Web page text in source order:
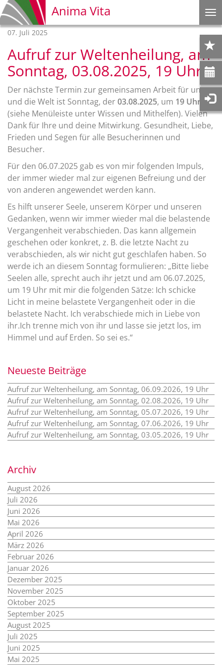
Anima Vita
07. Juli 2025
Aufruf zur Weltenheilung, am
Sonntag, 03.08.2025, 19 Uhr
Der nächste Termin zur gemeinsamen Arbeit für uns
und die Welt ist Sonntag, der03.08.2025, um 19 Uhr
(siehe Menüleiste unter Wissen und Mithelfen). Vielen
Dank für Ihre und deine Mitwirkung. Gesundheit, Liebe,
Frieden und Segen für alle Besucherinnen und
Besucher.
Für den 06.07.2025 gab es von mir folgenden Impuls,
der immer wieder mal zur eigenen Befreiung und der
von anderen angewendet werden kann.
Es hilft unserer Seele, unserem Körper und unseren
Gedanken, wenn wir immer wieder mal die belastende
Vergangenheit verabschieden. Das kann allgemein
geschehen oder konkret, z. B. die letzte Nacht zu
verabschieden, als wir nicht gut geschlafen haben. So
werde ich an diesem Sonntag formulieren: „Bitte liebe
Seelen alle, sprecht auch ihr jetzt und am 06.07.2025,
um 19 Uhr mit mir die folgenden Sätze: Ich schicke
Licht in meine belastete Vergangenheit oder in die
belastete Nacht. Ich verabschiede mich in Liebe von
ihr.Ich trenne mich von ihr und lasse sie jetzt los, im
Himmel und auf Erden. So sei es.“
Neueste Beiträge
Aufruf zur Weltenheilung, am Sonntag, 06.09.2026, 19 Uhr
Aufruf zur Weltenheilung, am Sonntag, 02.08.2026, 19 Uhr
Aufruf zur Weltenheilung, am Sonntag, 05.07.2026, 19 Uhr
Aufruf zur Weltenheilung, am Sonntag, 07.06.2026, 19 Uhr
Aufruf zur Weltenheilung, am Sonntag, 03.05.2026, 19 Uhr
Archiv
August 2026
Juli 2026
Juni 2026
Mai 2026
April 2026
März 2026
Februar 2026
Januar 2026
Dezember 2025
November 2025
Oktober 2025
September 2025
August 2025
Juli 2025
Juni 2025
Mai 2025